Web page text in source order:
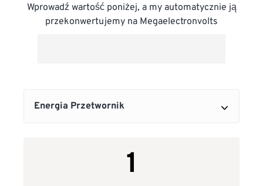
Wprowadź wartość poniżej, a my automatycznie ją
przekonwertujemy na Megaelectronvolts